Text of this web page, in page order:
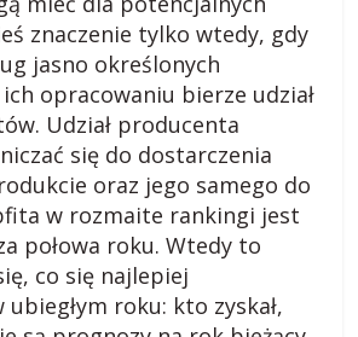
znaczenie tylko wtedy, gdy
jasno określonych
opracowaniu bierze udział
Udział producenta
się do dostarczenia
oraz jego samego do
w rozmaite rankingi jest
połowa roku. Wtedy to
co się najlepiej
ubiegłym roku: kto zyskał,